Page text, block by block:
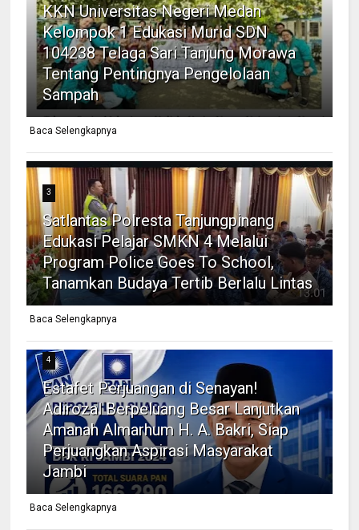
KKN Universitas Negeri Medan
Kelompok 1 Edukasi Murid SDN
104238 Telaga Sari Tanjung Morawa
Tentang Pentingnya Pengelolaan
Sampah
Baca Selengkapnya
3
Satlantas Polresta Tanjungpinang
Edukasi Pelajar SMKN 4 Melalui
Program Police Goes To School,
Tanamkan Budaya Tertib Berlalu Lintas
Baca Selengkapnya
4
Estafet Perjuangan di Senayan!
Adirozal Berpeluang Besar Lanjutkan
Amanah Almarhum H. A. Bakri, Siap
Perjuangkan Aspirasi Masyarakat
Jambi
Baca Selengkapnya